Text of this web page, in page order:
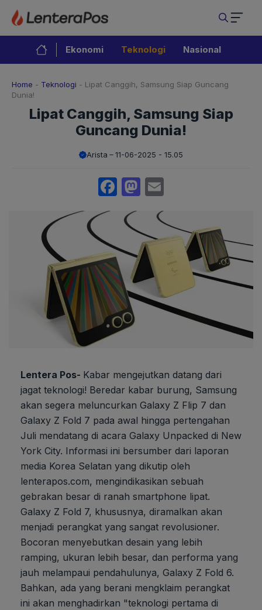
Langsung
isi
Ekonomi Teknologi Nasional
Home - Teknologi - Lipat Canggih, Samsung Siap Guncang
Dunia!
Lipat Canggih, Samsung Siap
Guncang Dunia!
Arista 11-06-2025 - 15.05
Facebook
Mastodon
Lentera Pos- Kabar mengejutkan datang dari
jagat teknologi! Beredar kabar burung, Samsung
akan segera meluncurkan Galaxy Z Flip 7 dan
Galaxy Z Fold 7 pada awal hingga pertengahan
Juli mendatang di acara Galaxy Unpacked di New
York City. Informasi ini bersumber dari laporan
media Korea Selatan yang dikutip oleh
lenterapos.com, mengindikasikan sebuah
gebrakan besar di ranah smartphone lipat.
Galaxy Z Fold 7, khususnya, diramalkan akan
menjadi perangkat yang sangat revolusioner.
Bocoran menyebutkan desain yang lebih
ramping, ukuran lebih besar, dan performa yang
jauh melampaui pendahulunya, Galaxy Z Fold 6.
Bahkan, ada yang berani mengklaim perangkat
ini akan menghadirkan "teknologi pertama di